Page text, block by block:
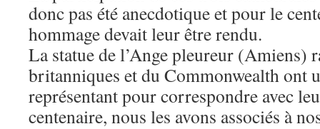
donc pas été anecdotique et pour le
hommage devait leur être rendu.
La statue de l’Ange pleureur (Amiens)
britanniques et du Commonwealth ont
représentant pour correspondre avec
centenaire, nous les avons associés à